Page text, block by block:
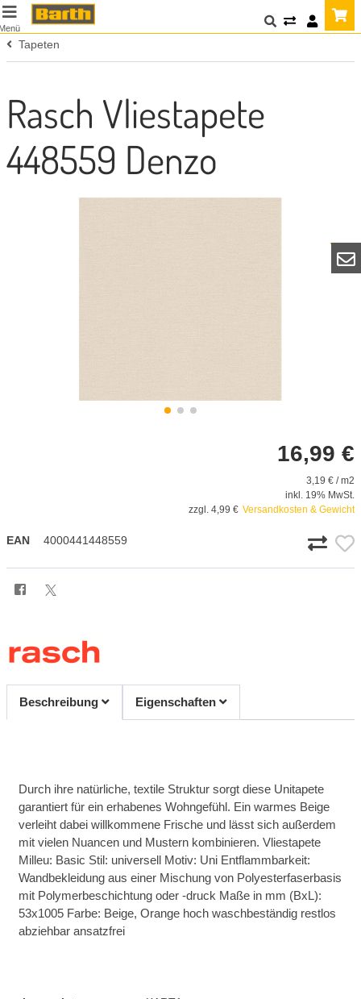
Tapeten
Rasch Vliestapete
448559 Denzo
16,99 €
3,19 € / m2
inkl. 19% MwSt.
zzgl. 4,99 € Versandkosten & Gewicht
EAN 4000441448559
Beschreibung Eigenschaften
Durch ihre natürliche, textile Struktur sorgt diese Unitapete
garantiert für ein erhabenes Wohngefühl. Ein warmes Beige
verleiht dabei willkommene Frische und lässt sich außerdem
mit vielen Nuancen und Mustern kombinieren. Vliestapete
Milleu: Basic Stil: universell Motiv: Uni Entflammbarkeit:
Wandbekleidung aus einer Mischung von Polyesterfaserbasis
mit Polymerbeschichtung oder -druck Maße in mm (BxL):
53x1005 Farbe: Beige, Orange hoch waschbeständig restlos
abziehbar ansatzfrei